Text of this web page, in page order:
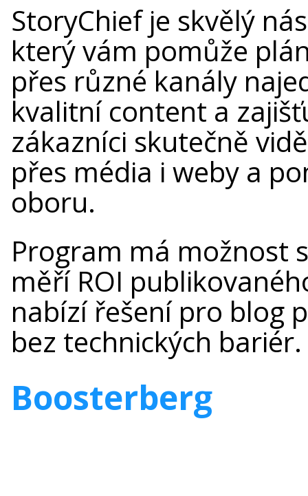
StoryChief je skvělý
který vám pomůže
přes různé kanály
kvalitní content a
zákazníci skutečně
přes média i weby a
oboru.
Program má možnost
měří ROI
nabízí řešení pro blog
bez technických bariér.
Boosterberg